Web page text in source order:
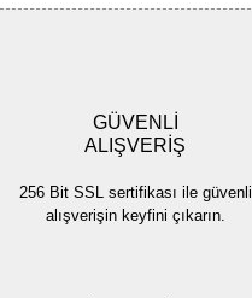
GÜVENLİ
ALIŞVERİŞ
256 Bit SSL sertifikası ile güvenli
alışverişin keyfini çıkarın.